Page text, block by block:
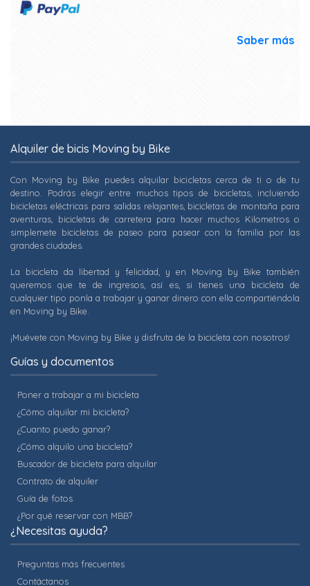
Saber más
Alquiler de bicis Moving by Bike
Con Moving by Bike puedes alquilar bicicletas cerca de ti o de tu
destino. Podrás elegir entre muchos tipos de bicicletas, incluiendo
bicicletas eléctricas para salidas relajantes, bicicletas de montaña para
aventuras, bicicletas de carretera para hacer muchos Kilometros o
simplemete bicicletas de paseo para pasear con la familia por las
grandes ciudades.
La bicicleta da libertad y felicidad, y en Moving by Bike también
queremos que te de ingresos, así es, si tienes una bicicleta de
cualquier tipo ponla a trabajar y ganar dinero con ella compartiéndola
en Moving by Bike.
¡Muévete con Moving by Bike y disfruta de la bicicleta con nosotros!
Guías y documentos
Poner a trabajar a mi bicicleta
¿Cómo alquilar mi bicicleta?
¿Cuanto puedo ganar?
¿Cómo alquilo una bicicleta?
Buscador de bicicleta para alquilar
Contrato de alquiler
Guía de fotos
¿Por qué reservar con MBB?
¿Necesitas ayuda?
Preguntas más frecuentes
Contáctanos